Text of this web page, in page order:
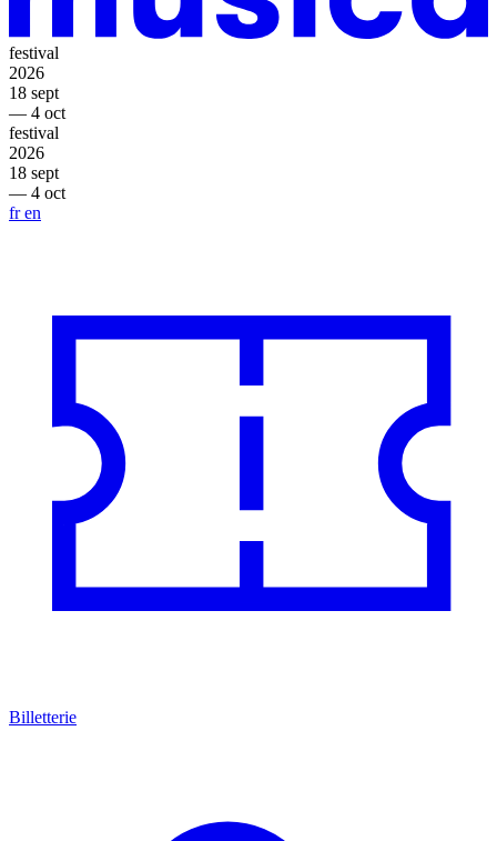
festival
2026
18 sept
— 4 oct
festival
2026
18 sept
— 4 oct
fren
Billetterie